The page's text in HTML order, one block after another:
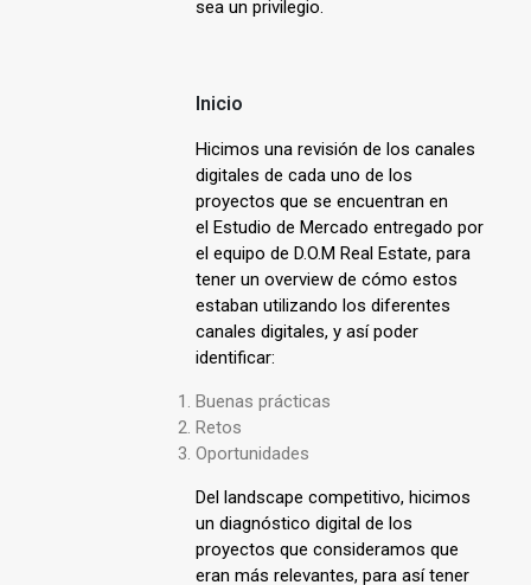
sea un privilegio.
Inicio
Hicimos una revisión de los canales
digitales de cada uno de los
proyectos que se encuentran en
el Estudio de Mercado entregado por
el equipo de D.O.M Real Estate, para
tener un overview de cómo estos
estaban utilizando los diferentes
canales digitales, y así poder
identificar:
Buenas prácticas
Retos
Oportunidades
Del landscape competitivo, hicimos
un diagnóstico digital de los
proyectos que consideramos que
eran más relevantes, para así tener